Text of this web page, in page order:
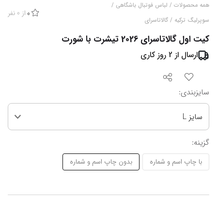
همه محصولات / لباس فوتبال باشگاهی /
سوپرلیگ ترکیه / گالاتاسرای
0 از 0 نفر
کیت اول گالاتاسرای 2026 تیشرت با شورت
ارسال از 2 روز کاری
سایزبندی:
سایز L
گزینه:
با چاپ اسم و شماره بدون چاپ اسم و شماره